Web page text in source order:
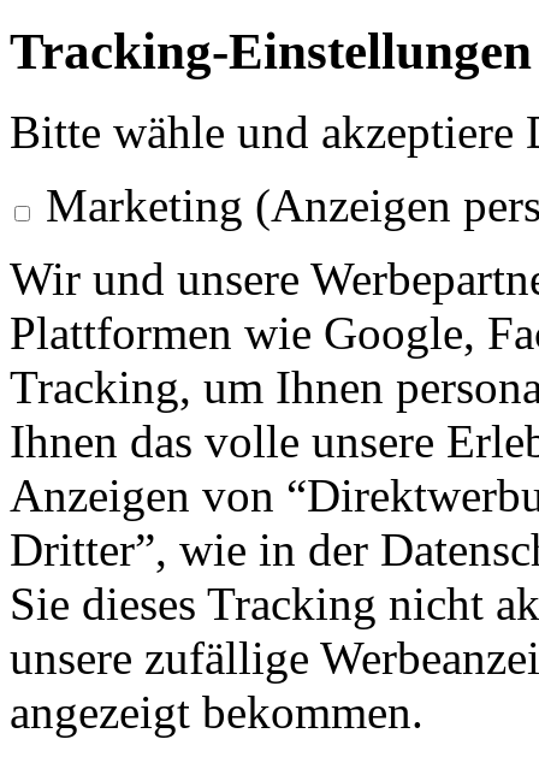
Tracking-
Bitte wähle und
Marketing (Anzeigen
Wir und unsere
Plattformen wie Google,
Tracking, um Ihnen
Ihnen das volle unsere
Anzeigen von
Dritter”, wie in der
Sie dieses Tracking nicht
unsere zufällige
angezeigt bekommen.